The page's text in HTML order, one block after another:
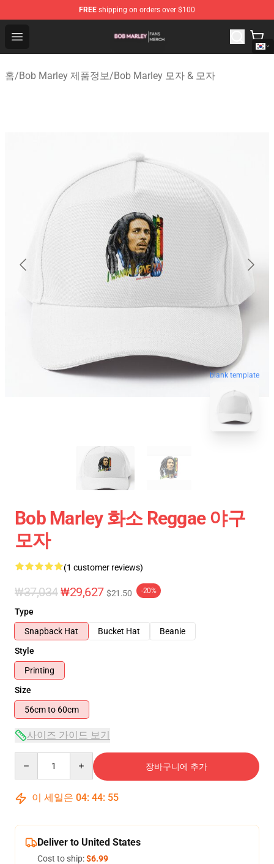
FREE shipping on orders over $100
Open menu
Bob Marley Shop - Official Bob Marley Merchandise
홈/Bob Marley 제품정보/Bob Marley 모자 & 모자
blank template
Bob Marley 화소 Reggae 야구
모자
(1 customer reviews)
₩37,034₩29,627 $21.50 -20%
Type
Snapback Hat
Bucket Hat
Beanie
Style
Printing
Size
56cm to 60cm
사이즈 가이드 보기
장바구니에 추가
이 세일은 04: 44: 55
Deliver to United States
Cost to ship:$6.99